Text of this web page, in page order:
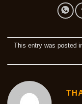
This entry was posted